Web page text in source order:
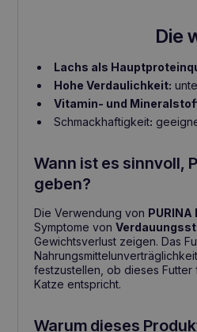
Die
Lachs als
Hohe Verdaulichkeit:
Vitamin- und
Schmackhaftigkeit:
Wann ist es sinnvoll,
geben?
Die Verwendung von
Symptome von
Gewichtsverlust zeigen. Das
festzustellen, ob dieses
Katze entspricht.
Warum dieses